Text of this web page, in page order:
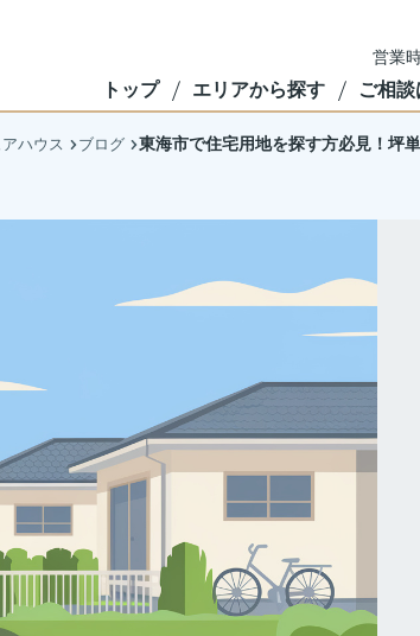
営業
トップ エリアから探す ご相
ハウス ブログ 東海市で住宅用地を探す方必見！坪